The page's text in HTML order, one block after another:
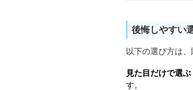
後悔しやすい
以下の選び方は、
見た目だけで選ぶ
す。